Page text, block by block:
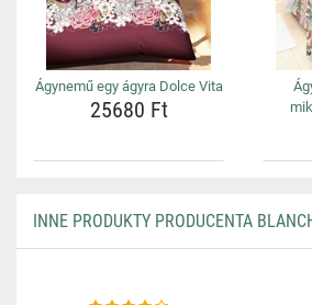
Ágynemű egy ágyra Dolce Vita
25680 Ft
INNE PRODUKTY PRODUCENTA